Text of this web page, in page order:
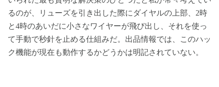
るのが、リューズを引き出した際にダイヤルの上部、2時
と4時のあいだに小さなワイヤーが飛び出し、それを使っ
て手動で秒針を止める仕組みだ。出品情報では、このハッ
ク機能が現在も動作するかどうかは明記されていない。